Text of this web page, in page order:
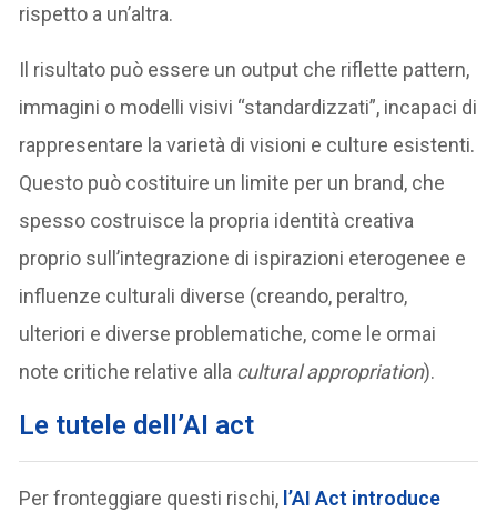
rispetto a un’altra.
Il risultato può essere un output che riflette pattern,
immagini o modelli visivi “standardizzati”, incapaci di
rappresentare la varietà di visioni e culture esistenti.
Questo può costituire un limite per un brand, che
spesso costruisce la propria identità creativa
proprio sull’integrazione di ispirazioni eterogenee e
influenze culturali diverse (creando, peraltro,
ulteriori e diverse problematiche, come le ormai
note critiche relative alla cultural appropriation).
Le tutele dell’AI act
Per fronteggiare questi rischi, l’AI Act introduce